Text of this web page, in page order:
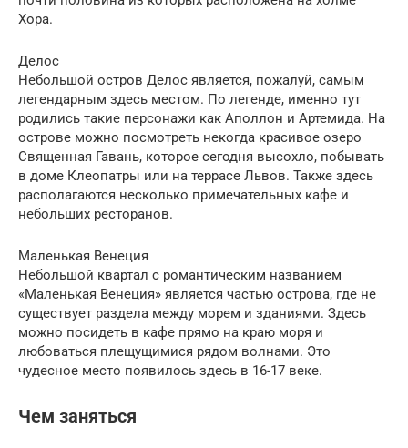
Хора.
Делос
Небольшой остров Делос является, пожалуй, самым
легендарным здесь местом. По легенде, именно тут
родились такие персонажи как Аполлон и Артемида. На
острове можно посмотреть некогда красивое озеро
Священная Гавань, которое сегодня высохло, побывать
в доме Клеопатры или на террасе Львов. Также здесь
располагаются несколько примечательных кафе и
небольших ресторанов.
Маленькая Венеция
Небольшой квартал с романтическим названием
«Маленькая Венеция» является частью острова, где не
существует раздела между морем и зданиями. Здесь
можно посидеть в кафе прямо на краю моря и
любоваться плещущимися рядом волнами. Это
чудесное место появилось здесь в 16-17 веке.
Чем заняться